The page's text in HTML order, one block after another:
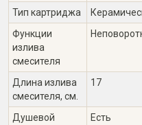
Тип картриджа
Функции
излива
смесителя
Длина излива
смесителя, см.
17
Душевой
Есть